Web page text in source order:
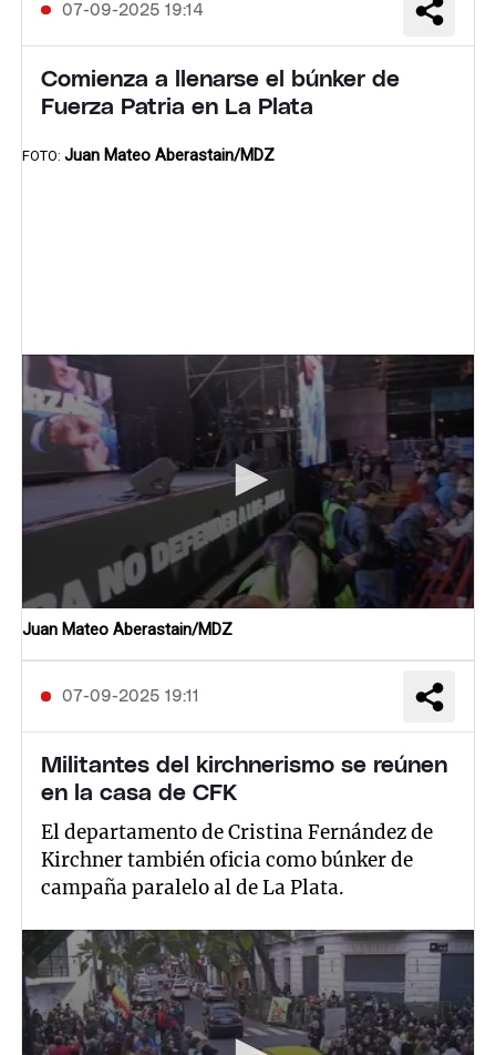
07-09-2025 19:14
Comienza a llenarse el búnker de
Fuerza Patria en La Plata
Juan Mateo Aberastain/MDZ
Juan Mateo Aberastain/MDZ
07-09-2025 19:11
Militantes del kirchnerismo se reúnen
en la casa de CFK
El departamento de Cristina Fernández de
Kirchner también oficia como búnker de
campaña paralelo al de La Plata.